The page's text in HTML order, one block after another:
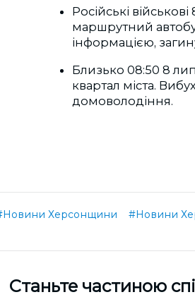
Російські
маршрутний
інформацією,
Близько 08:50 8
квартал міста.
домоволодіння.
Херсонщини #Новини
Cтаньте частиною